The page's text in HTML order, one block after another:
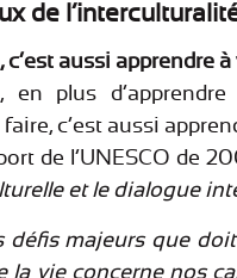
de
c’est aussi apprendre
en plus
c’est aussi
de l’UNESCO de
et le dialogue
défis majeurs que
la vie concerne nos